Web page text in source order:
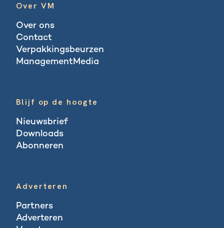
Over VM
Over ons
Contact
Verpakkingsbeurzen
ManagementMedia
Blijf op de hoogte
Nieuwsbrief
Downloads
Abonneren
Adverteren
Partners
Adverteren